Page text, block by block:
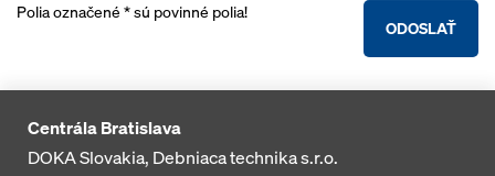
ODOSLAŤ
Polia označené * sú povinné polia!
Centrála Bratislava
DOKA Slovakia, Debniaca technika s.r.o.